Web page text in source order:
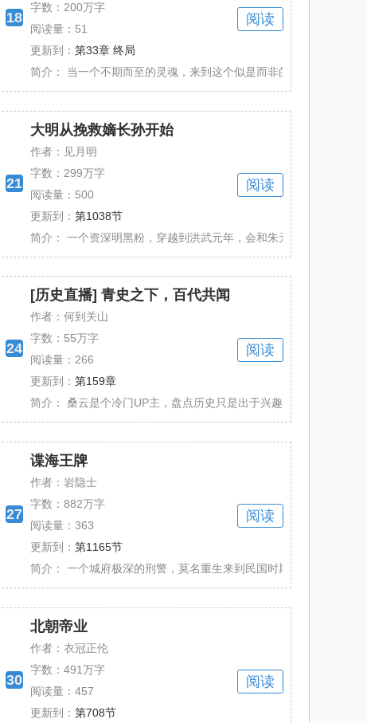
个“数字记忆移植技术实验”， 结果实验失......
18
字数：200万字
阅读量：51
更新到：第33章 终局
简介：
当一个不期而至的灵魂，来到这个似是而非的年代，又会掀
阅读
风山、二龙山、桃花山兴风作浪！ 内有副......
21
大明从挽救嫡长孙开始
作者：见月明
字数： 299万字
阅读量：500
更新到：第1038节
简介：
一个资深明黑粉，穿越到洪武元年，会和朱元璋擦出
阅读
朝却有天幕现世，品评人事，百代共闻。 【古......
24
[历史直播] 青史之下，百代共闻
作者：何到关山
字数： 55万字
阅读量：266
更新到：第159章
简介：
桑云是个冷门UP主，盘点历史只是出于兴趣，诸天万朝却
阅读
红妆。 后世青年魂穿红楼世界中宁国远亲......
27
谍海王牌
作者：岩隐士
字数：882万字
阅读量：363
更新到：第1165节
简介：
一个城府极深的刑警，莫名重生来到民国时期，被邀加入军
阅读
30
北朝帝业
作者：衣冠正伦
字数：491万字
阅读量：457
更新到：第708节
阅读